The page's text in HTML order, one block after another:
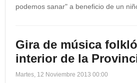
podemos sanar" a beneficio de un
Gira de música
interior de la
Martes, 12 Noviembre 2013 00:00